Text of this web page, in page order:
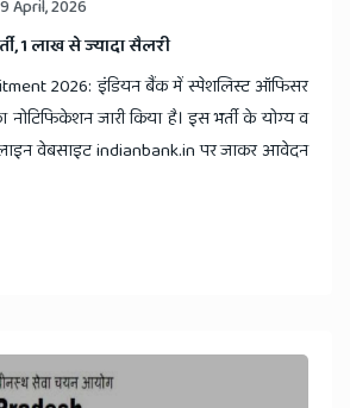
9 April, 2026
1 लाख से ज्यादा सैलरी
2026: इंडियन बैंक में स्पेशलिस्ट ऑफिसर
नोटिफिकेशन जारी किया है। इस भर्ती के योग्य व
वेबसाइट indianbank.in पर जाकर आवेदन